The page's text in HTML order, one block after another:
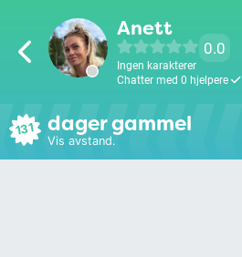
Anett
0.0
Ingen karakterer
Chatter med 0 hjelpere
131 dager gammel
Vis avstand.